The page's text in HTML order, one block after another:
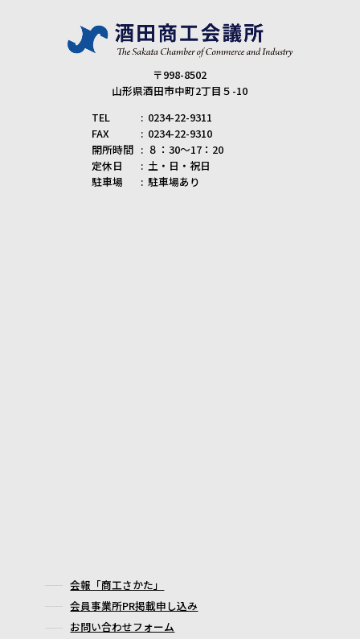
〒998-8502
山形県酒田市中町2丁目５-10
TEL
0234-22-9311
FAX
0234-22-9310
開所時間
８：30～17：20
定休日
土・日・祝日
駐車場
駐車場あり
会報「商工さかた」
会員事業所PR掲載申し込み
お問い合わせフォーム